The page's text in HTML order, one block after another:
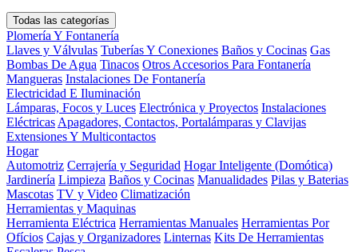
Todas las categorías
Plomería Y Fontanería
Llaves y Válvulas Tuberías Y Conexiones Baños y Cocinas Gas
Bombas De Agua Tinacos Otros Accesorios Para Fontanería
Mangueras Instalaciones De Fontanería
Electricidad E Iluminación
Lámparas, Focos y Luces Electrónica y Proyectos Instalaciones
Eléctricas Apagadores, Contactos, Portalámparas y Clavijas
Extensiones Y Multicontactos
Hogar
Automotriz Cerrajería y Seguridad Hogar Inteligente (Domótica)
Jardinería Limpieza Baños y Cocinas Manualidades Pilas y Baterias
Mascotas TV y Video Climatización
Herramientas y Maquinas
Herramienta Eléctrica Herramientas Manuales Herramientas Por
Ofícios Cajas y Organizadores Linternas Kits De Herramientas